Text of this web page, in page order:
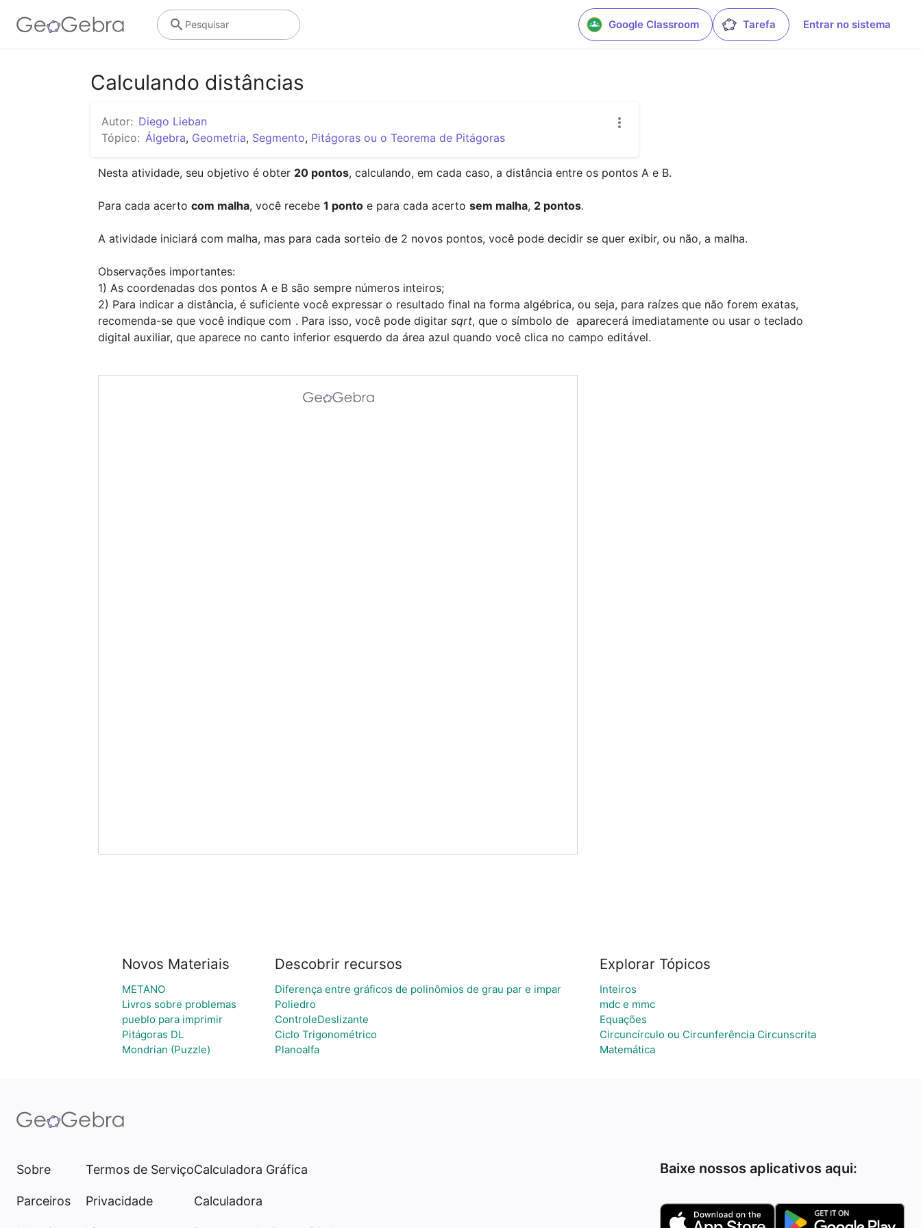
Google Classroom Tarefa Entrar no sistema
Pesquisar
Calculando distâncias
Autor: Diego Lieban
Tópico: Álgebra, Geometria, Segmento, Pitágoras ou o Teorema de Pitágoras
Nesta atividade, seu objetivo é obter 20 pontos, calculando, em cada caso, a distância entre os pontos A e B.
Para cada acerto com malha, você recebe 1 ponto e para cada acerto sem malha, 2 pontos.
A atividade iniciará com malha, mas para cada sorteio de 2 novos pontos, você pode decidir se quer exibir, ou não, a malha.
Observações importantes:
1) As coordenadas dos pontos A e B são sempre números inteiros;
2) Para indicar a distância, é suficiente você expressar o resultado final na forma algébrica, ou seja, para raízes que não forem exatas,
recomenda-se que você indique com . Para isso, você pode digitar sqrt, que o símbolo de aparecerá imediatamente ou usar o teclado
digital auxiliar, que aparece no canto inferior esquerdo da área azul quando você clica no campo editável.
Novos Materiais
METANO
Livros sobre problemas
pueblo para imprimir
Pitágoras DL
Mondrian (Puzzle)
Descobrir recursos
Diferença entre gráficos de polinômios de grau par e impar
Poliedro
ControleDeslizante
Ciclo Trigonométrico
Planoalfa
Explorar Tópicos
Inteiros
mdc e mmc
Equações
Circuncírculo ou Circunferência Circunscrita
Matemática
Sobre
Parceiros
Termos de Serviço
Privacidade
Calculadora Gráfica
Calculadora
Baixe nossos aplicativos aqui: